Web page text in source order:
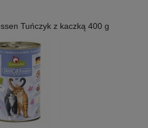
Tuńczyk z kaczką 400 g